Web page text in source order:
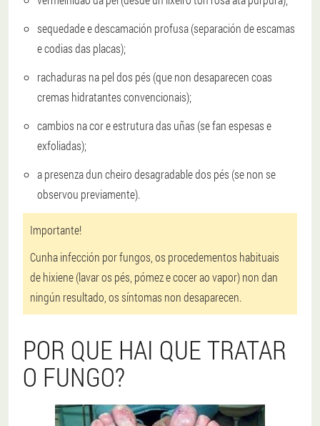
sequedade e descamación profusa (separación de escamas
e codias das placas);
rachaduras na pel dos pés (que non desaparecen coas
cremas hidratantes convencionais);
cambios na cor e estrutura das uñas (se fan espesas e
exfoliadas);
a presenza dun cheiro desagradable dos pés (se non se
observou previamente).
Importante!
Cunha infección por fungos, os procedementos habituais
de hixiene (lavar os pés, pómez e cocer ao vapor) non dan
ningún resultado, os síntomas non desaparecen.
POR QUE HAI QUE TRATAR
O FUNGO?